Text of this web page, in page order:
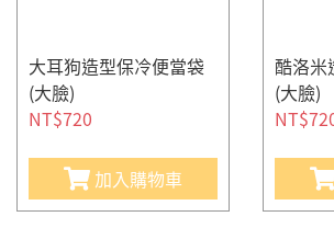
大耳狗造型保冷便當袋
(大臉)
NT$720
加入購物車
酷洛米
(大臉)